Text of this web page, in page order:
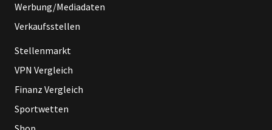
Werbung/Mediadaten
Verkaufsstellen
Stellenmarkt
VPN Vergleich
Finanz Vergleich
Sportwetten